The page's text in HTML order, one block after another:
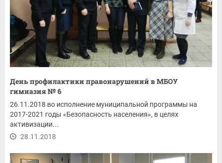
День профилактики правонарушений в МБОУ
гимназия № 6
26.11.2018 во исполнение муниципальной программы на
2017-2021 годы «Безопасность населения», в целях
активизации...
28.11.2018